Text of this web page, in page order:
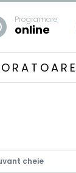
Programare
online